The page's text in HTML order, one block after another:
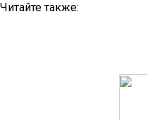
Читайте также: